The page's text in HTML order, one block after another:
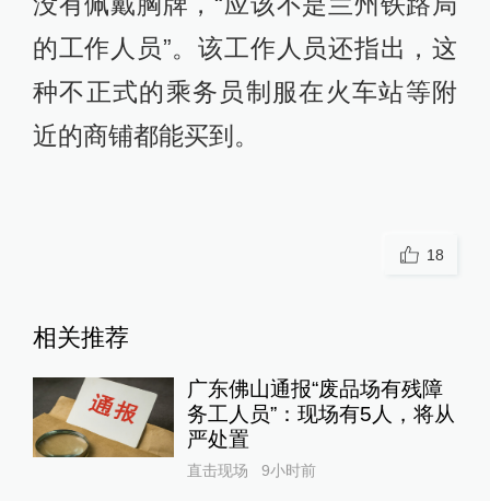
的工作人员”。该工作人员还指出，这
种不正式的乘务员制服在火车站等附
近的商铺都能买到。
18
相关推荐
广东佛山通报“废品场有残障
务工人员”：现场有5人，将从
严处置
直击现场 9小时前